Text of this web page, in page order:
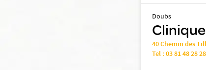
Doubs
40 Chemin des
Tel :03 81 48 28 28